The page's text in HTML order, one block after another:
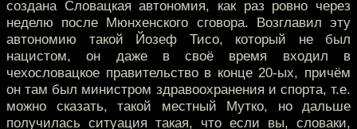
создана Словацкая автономия, как раз ровно через
неделю после Мюнхенского сговора. Возглавил эту
автономию такой Йозеф Тисо, который не был
нацистом, он даже в своё время входил в
чехословацкое правительство в конце 20-ых, причём
он там был министром здравоохранения и спорта, т.е.
можно сказать, такой местный Мутко, но дальше
получилась ситуация такая, что если вы, словаки,